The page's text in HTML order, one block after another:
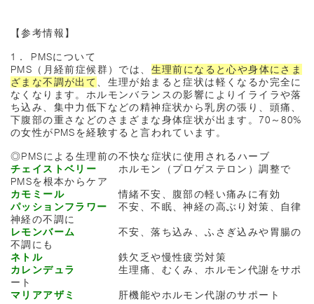
【参考情報】
1． PMSについて
PMS（月経前症候群）では、 生理前になると心や身体にさま
ざまな不調が出て
、生理が始まると症状は軽くなるか完全に
なくなります。ホルモンバランスの影響によりイライラや落
ち込み、集中力低下などの精神症状から乳房の張り、頭痛、
下腹部の重さなどのさまざまな身体症状が出ます。70～80%
の女性がPMSを経験すると言われています。
◎PMSによる生理前の不快な症状に使用されるハーブ
チェイストベリー
ホルモン（プロゲステロン）調整で
PMSを根本からケア
カモミール 情緒不安、腹部の軽い痛みに有効
パッションフラワー
不安、不眠、神経の高ぶり対策、自律
神経の不調に
レモンバーム
不安、落ち込み、ふさぎ込みや胃腸の
不調にも
ネトル 鉄欠乏や慢性疲労対策
カレンデュラ
生理痛、むくみ、ホルモン代謝をサポ
ート
マリアアザミ
肝機能やホルモン代謝のサポート